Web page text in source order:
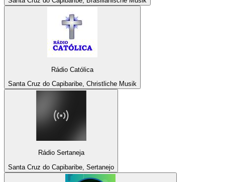
Rádio Católica
Santa Cruz do Capibaribe, Christliche Musik
Rádio Sertaneja
Santa Cruz do Capibaribe, Sertanejo